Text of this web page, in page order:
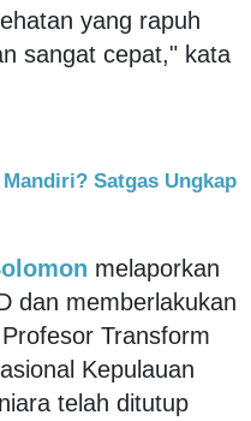
yang rapuh
sangat cepat," kata
Satgas Ungkap
melaporkan
dan memberlakukan
Transform
Kepulauan
telah ditutup